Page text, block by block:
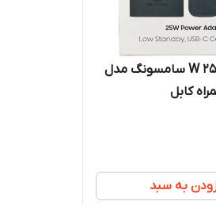
شارژر اورجینال 25 W سامسونگ مدل
به سبد